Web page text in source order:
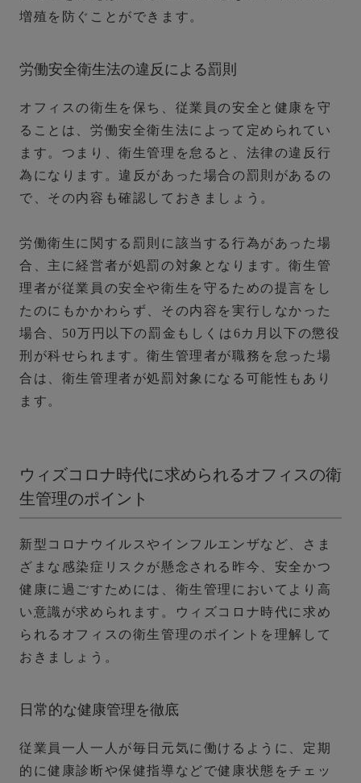
増殖を防ぐことができます。
労働安全衛生法の違反による罰則
オフィスの衛生を保ち、従業員の安全と健康を守
ることは、労働安全衛生法によって定められてい
ます。つまり、衛生管理を怠ると、法律の違反行
為になります。違反があった場合の罰則があるの
で、その内容も確認しておきましょう。
労働衛生に関する罰則に該当する行為があった場
合、主に経営者が処罰の対象となります。衛生管
理者が従業員の安全や衛生を守るための提言をし
たのにもかかわらず、その内容を実行しなかった
場合、50万円以下の罰金もしくは6カ月以下の懲役
刑が科せられます。衛生管理者が職務を怠った場
合は、衛生管理者が処罰対象になる可能性もあり
ます。
ウィズコロナ時代に求められるオフィスの衛
生管理のポイント
新型コロナウイルスやインフルエンザなど、さま
ざまな感染症リスクが懸念される昨今、安全かつ
健康に過ごすためには、衛生管理においてより高
い意識が求められます。ウィズコロナ時代に求め
られるオフィスの衛生管理のポイントを理解して
おきましょう。
日常的な健康管理を徹底
従業員一人一人が毎日元気に働けるように、定期
的に健康診断や保健指導などで健康状態をチェッ